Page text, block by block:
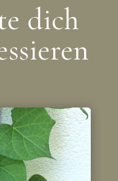
dich